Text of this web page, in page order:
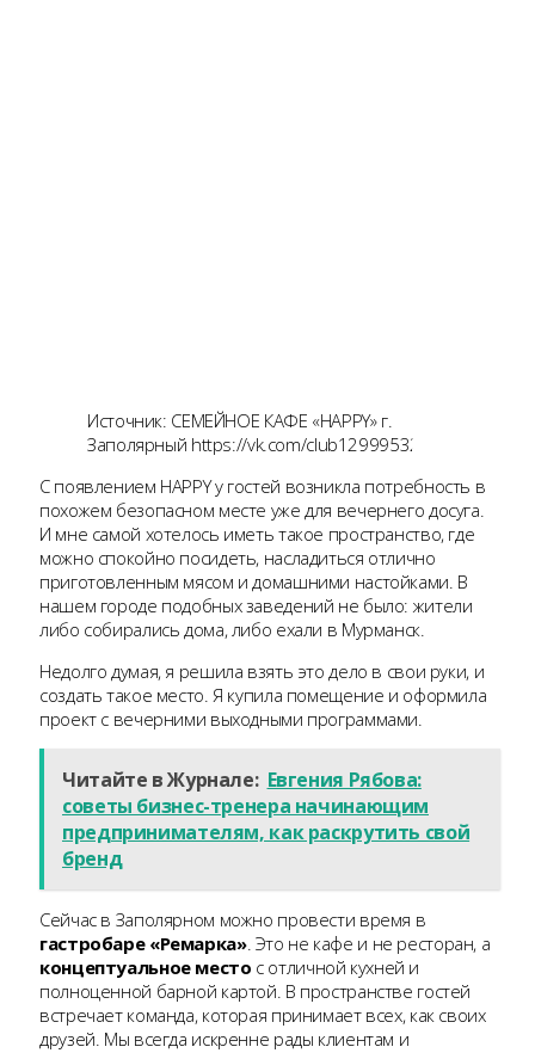
Источник: СЕМЕЙНОЕ КАФЕ «HAPPY» г.
Заполярный https://vk.com/club129995329
С появлением HAPPY у гостей возникла потребность в
похожем безопасном месте уже для вечернего досуга.
И мне самой хотелось иметь такое пространство, где
можно спокойно посидеть, насладиться отлично
приготовленным мясом и домашними настойками. В
нашем городе подобных заведений не было: жители
либо собирались дома, либо ехали в Мурманск.
Недолго думая, я решила взять это дело в свои руки, и
создать такое место. Я купила помещение и оформила
проект с вечерними выходными программами.
Читайте в Журнале: Евгения Рябова:
советы бизнес-тренера начинающим
предпринимателям, как раскрутить свой
бренд
Сейчас в Заполярном можно провести время в
гастробаре «Ремарка». Это не кафе и не ресторан, а
концептуальное место с отличной кухней и
полноценной барной картой. В пространстве гостей
встречает команда, которая принимает всех, как своих
друзей. Мы всегда искренне рады клиентам и